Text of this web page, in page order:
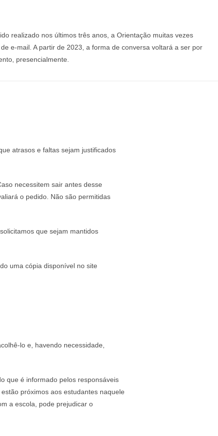
realizado nos últimos três anos, a Orientação muitas vezes
e-mail. A partir de 2023, a forma de conversa voltará a ser por
presencialmente.
atrasos e faltas sejam justificados
necessitem sair antes desse
o pedido. Não são permitidas
que sejam mantidos
uma cópia disponível no site
lo e, havendo necessidade,
que é informado pelos responsáveis
próximos aos estudantes naquele
a escola, pode prejudicar o